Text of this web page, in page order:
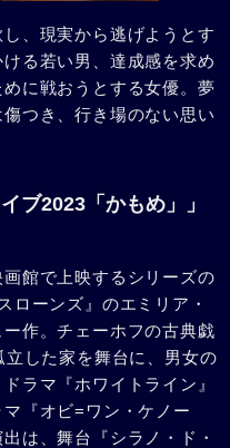
、現実から逃げようとす
る若い男、達成感を求め
に戦おうとする女優。夢
つき、行き場のない思い
ブ2023「かもめ」」
館で上映するシリーズの
ローンズ』のエミリア・
作。チェーホフの古典戯
した家を舞台に、男女の
ラマ『ホワイトライン』
『オビ=ワン・ケノー
は、舞台『シラノ・ド・